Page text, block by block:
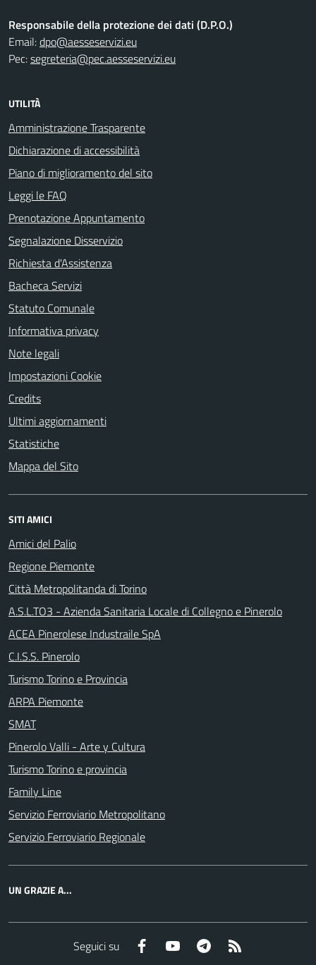
Responsabile della protezione dei dati (D.P.O.)
Email:dpo@aesseservizi.eu
Pec:segreteria@pec.aesseservizi.eu
UTILITÀ
Amministrazione Trasparente
Dichiarazione di accessibilità
Piano di miglioramento del sito
Leggi le FAQ
Prenotazione Appuntamento
Segnalazione Disservizio
Richiesta d'Assistenza
Bacheca Servizi
Statuto Comunale
Informativa privacy
Note legali
Impostazioni Cookie
Credits
Ultimi aggiornamenti
Statistiche
Mappa del Sito
SITI AMICI
Amici del Palio
Regione Piemonte
Città Metropolitanda di Torino
A.S.L.TO3 - Azienda Sanitaria Locale di Collegno e Pinerolo
ACEA Pinerolese Industraile SpA
C.I.S.S. Pinerolo
Turismo Torino e Provincia
ARPA Piemonte
SMAT
Pinerolo Valli - Arte y Cultura
Turismo Torino e provincia
Family Line
Servizio Ferroviario Metropolitano
Servizio Ferroviario Regionale
UN GRAZIE A...
Seguici su Facebook YouTube Telegram